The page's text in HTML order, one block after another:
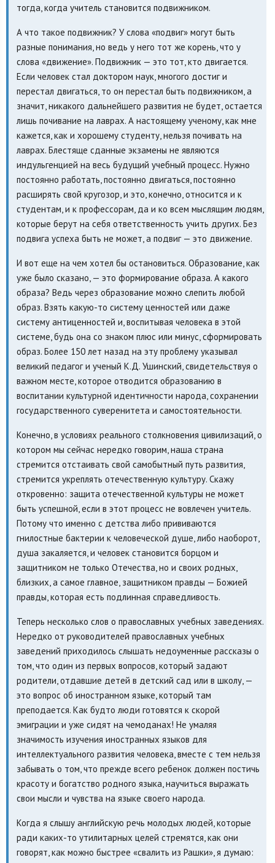
тогда, когда учитель становится подвижником.
А что такое подвижник? У слова «подвиг» могут быть
разные понимания, но ведь у него тот же корень, что у
слова «движение». Подвижник — это тот, кто двигается.
Если человек стал доктором наук, многого достиг и
перестал двигаться, то он перестал быть подвижником, а
значит, никакого дальнейшего развития не будет, остается
лишь почивание на лаврах. А настоящему ученому, как мне
кажется, как и хорошему студенту, нельзя почивать на
лаврах. Блестяще сданные экзамены не являются
индульгенцией на весь будущий учебный процесс. Нужно
постоянно работать, постоянно двигаться, постоянно
расширять свой кругозор, и это, конечно, относится и к
студентам, и к профессорам, да и ко всем мыслящим людям,
которые берут на себя ответственность учить других. Без
подвига успеха быть не может, а подвиг — это движение.
И вот еще на чем хотел бы остановиться. Образование, как
уже было сказано, — это формирование образа. А какого
образа? Ведь через образование можно слепить любой
образ. Взять какую-то систему ценностей или даже
систему антиценностей и, воспитывая человека в этой
системе, будь она со знаком плюс или минус, сформировать
образ. Более 150 лет назад на эту проблему указывал
великий педагог и ученый К.Д. Ушинский, свидетельствуя о
важном месте, которое отводится образованию в
воспитании культурной идентичности народа, сохранении
государственного суверенитета и самостоятельности.
Конечно, в условиях реального столкновения цивилизаций, о
котором мы сейчас нередко говорим, наша страна
стремится отстаивать свой самобытный путь развития,
стремится укреплять отечественную культуру. Скажу
откровенно: защита отечественной культуры не может
быть успешной, если в этот процесс не вовлечен учитель.
Потому что именно с детства либо прививаются
гнилостные бактерии к человеческой душе, либо наоборот,
душа закаляется, и человек становится борцом и
защитником не только Отечества, но и своих родных,
близких, а самое главное, защитником правды — Божией
правды, которая есть подлинная справедливость.
Теперь несколько слов о православных учебных заведениях.
Нередко от руководителей православных учебных
заведений приходилось слышать недоуменные рассказы о
том, что один из первых вопросов, который задают
родители, отдавшие детей в детский сад или в школу, —
это вопрос об иностранном языке, который там
преподается. Как будто люди готовятся к скорой
эмиграции и уже сидят на чемоданах! Не умаляя
значимость изучения иностранных языков для
интеллектуального развития человека, вместе с тем нельзя
забывать о том, что прежде всего ребенок должен постичь
красоту и богатство родного языка, научиться выражать
свои мысли и чувства на языке своего народа.
Когда я слышу английскую речь молодых людей, которые
ради каких-то утилитарных целей стремятся, как они
говорят, как можно быстрее «свалить из Рашки», я думаю: